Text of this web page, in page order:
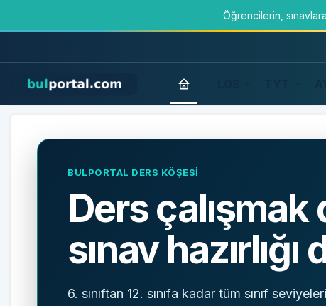
Öğrencilerin,
BulPortal
BULPORTAL DERS KÖŞESİ
Ders
sınav
6. sınıftan 12. sınıfa kadar tüm sınıf